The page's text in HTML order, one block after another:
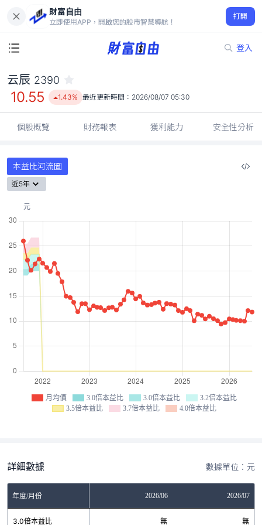
財富自由
立即使用APP，開啟您的股市智慧導航！
打開
登入
10.55
1.43%
云辰 2390
10.55 1.43% 最近更新時間： 2026/08/07 05:30
個股概覽 財務報表 獲利能力 安全性分析
本益比河流圖
近5年
月均價 3.0倍本益比 3.0倍本益比
3.2倍本益比
3.5倍本益比
3.7倍本益比 4.0倍本益比
詳細數據 數據單位：元
年度/月份 2026/06 2026/07
3.0倍本益比 無 無